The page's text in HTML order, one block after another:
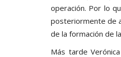
operación. Por lo
posteriormente de
de la formación de
Más tarde